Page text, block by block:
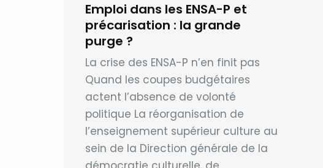
Emploi dans les ENSA-P et
précarisation : la grande
purge ?
La crise des ENSA-P n’en finit pas
Quand les coupes budgétaires
actent l’absence de volonté
politique La réorganisation de
l’enseignement supérieur culture au
sein de la Direction générale de la